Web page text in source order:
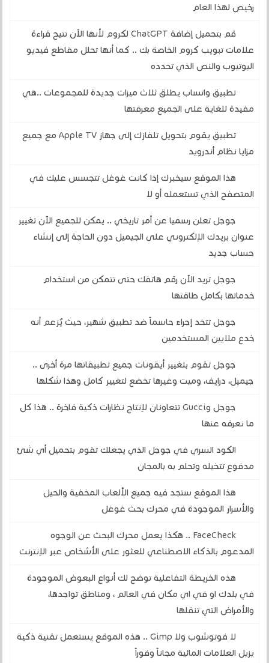
رخيص لهذا العام
قم بتحميل إضافة ChatGPT لكروم لأنها الآن تتيح قراءة
علامات تبويب كروم الخاصة بك .. كما أنها تحلل مقاطع فيديو
اليوتيوب والنص الذي تحدده
تطبيق واتساب يطلق ثلاث ميزات جديدة للمجموعات ..هي
مفيدة للغاية على الجميع معرفتها
تطبيق يقوم بتحويل تلفازك إلى جهاز Apple TV مع جميع
مزايا نظام أندرويد
هذا الموقع سيخبرك إذا كانت غوغل تتجسس عليك في
المتصفح الذي تستعمله أو لا
جوجل تعلن رسميا عن أمر تاريخي .. يمكن للجميع الآن تغيير
عنوان بريدك الإلكتروني على الجيميل دون الحاجة إلى إنشاء
حساب جديد
جوجل تريد الآن رقم هاتفك حتى تتمكن من استخدام
خدماتها بكامل طاقتها
جوجل تتخد إجراءً حاسماً ضد تطبيق شهير، حيث يُزعم أنه
خدع ملايين المستخدمين
جوجل تقوم بتغيير أيقونات جميع تطبيقاتها مرة أخرى ..
جيميل، درايف، وميت وغيرها تخضع لتغيير كامل وهذا شكلها
جوجل وGucci تتعاونان لإنتاج نظارات ذكية فاخرة .. هذا كل
ما نعرفه عنها
الكود السري في جوجل الذي يجعلك تقوم بتحميل أي شئ
مدفوع تتخيله وتحلم به بالمجان
هذا الموقع ستجد فيه جميع الألعاب المخفية والحيل
والأسرار الموجودة في محرك بحث غوغل
FaceCheck .. هكذا يعمل محرك البحث عن الوجوه
المدعوم بالذكاء الاصطناعي للعثور على الأشخاص عبر الإنترنت
هذه الخريطة التفاعلية توضح لك أنواع البعوض الموجودة
في بلدك او في اي مكان في العالم ، ومناطق تواجدها،
والأمراض التي تنقلها
لا فوتوشوب ولا Gimp .. هذه الموقع يستعمل تقنية ذكية
يزيل العلامات المائية مجاناً وفوراً